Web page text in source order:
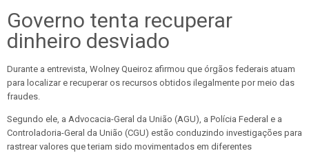
Governo tenta recuperar
dinheiro desviado
Durante a entrevista, Wolney Queiroz afirmou que órgãos federais atuam
para localizar e recuperar os recursos obtidos ilegalmente por meio das
fraudes.
Segundo ele, a Advocacia-Geral da União (AGU), a Polícia Federal e a
Controladoria-Geral da União (CGU) estão conduzindo investigações para
rastrear valores que teriam sido movimentados em diferentes